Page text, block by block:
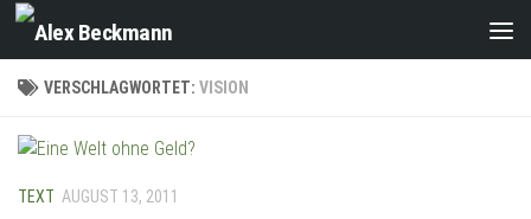
Zum Inhalt springen
VERSCHLAGWORTET: VISION
TEXT AUGUST 13, 2011